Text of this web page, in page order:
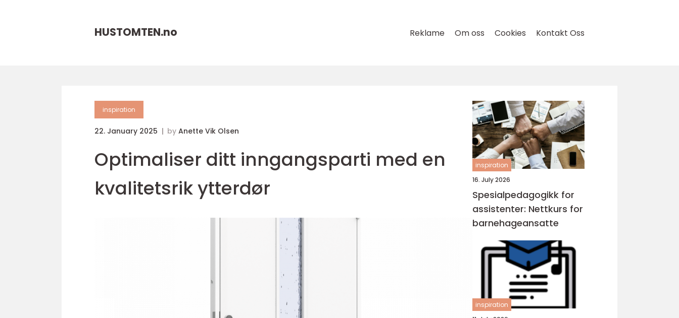
HUSTOMTEN.no Reklame Om oss Cookies Kontakt Oss
inspiration
22. January 2025 by Anette Vik Olsen
Optimaliser ditt inngangsparti med en
kvalitetsrik ytterdør
inspiration
16. July 2026
Spesialpedagogikk for
assistenter: Nettkurs for
barnehageansatte
inspiration